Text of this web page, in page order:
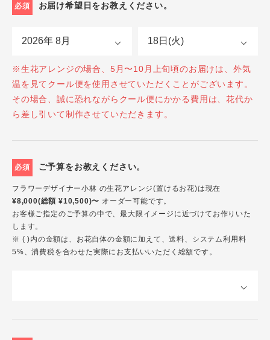
必須 お届け希望日をお教えください。
※生花アレンジの場合、5月〜10月上旬頃のお届けは、外気
温を見てクール便を使用させていただくことがございます。
その場合、誠に恐れながらクール便にかかる費用は、花代か
ら差し引いて制作させていただきます。
必須 ご予算をお教えください。
フラワーデザイナー小林 の生花アレンジ(置けるお花)は現在
¥8,000(総額 ¥10,500)〜 オーダー可能です。
お客様ご指定のご予算の中で、最大限イメージに近づけてお作りいた
します。
※ ( )内の金額は、お花自体の金額に加えて、送料、システム利用料
5%、消費税を合わせた実際にお支払いいただく総額です。